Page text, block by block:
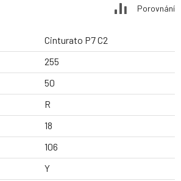
Porovnání
Cinturato P7 C2
255
50
R
18
106
Y